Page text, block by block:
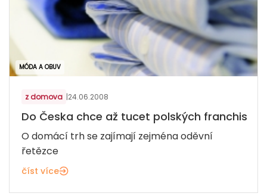
MÓDA A OBUV
z domova |24.06.2008
Do Česka chce až tucet polských franchis
O domácí trh se zajímají zejména oděvní
řetězce
číst více